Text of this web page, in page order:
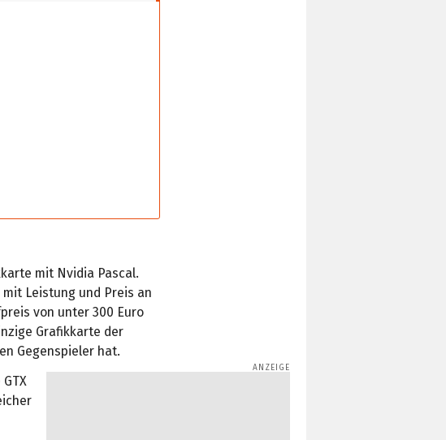
mit Nvidia Pascal.
mit Leistung und Preis an
von unter 300 Euro
Grafikkarte der
Gegenspieler hat.